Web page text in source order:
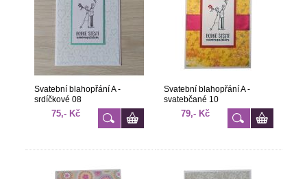
Svatební blahopřání A -
srdíčkové 08
75,- Kč
Svatební blahopřání A -
svatebčané 10
79,- Kč